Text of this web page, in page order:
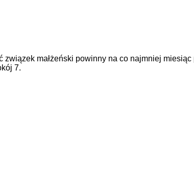
związek małżeński powinny na co najmniej
7.